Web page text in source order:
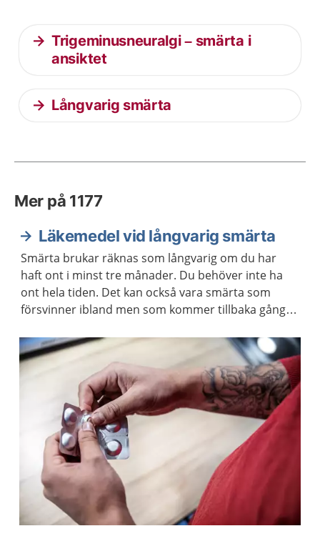
Trigeminusneuralgi – smärta i
ansiktet
Långvarig smärta
Mer på 1177
Läkemedel vid långvarig smärta
Smärta brukar räknas som långvarig om du har
haft ont i minst tre månader. Du behöver inte ha
ont hela tiden. Det kan också vara smärta som
försvinner ibland men som kommer tillbaka gång
långvarig smärta kan du behöva en annan form av
behandling.